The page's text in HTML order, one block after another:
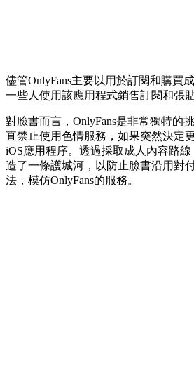
儘管OnlyFans主要以用於訂閱和購買
一些人使用該應用程式銷售訂閱和張
對臉書而言，OnlyFans是非常獨特的
直禁止使用色情服務，如果突然決定
iOS應用程序。透過採取成人內容路線
造了一條護城河，以防止臉書沿用對
法，模仿OnlyFans的服務。